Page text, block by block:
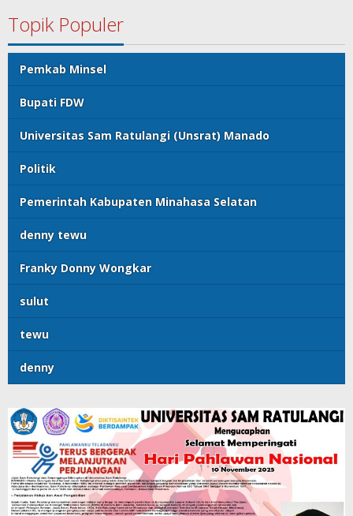
Topik Populer
Pemkab Minsel
Bupati FDW
Universitas Sam Ratulangi (Unsrat) Manado
Politik
Pemerintah Kabupaten Minahasa Selatan
denny tewu
Franky Donny Wongkar
sulut
tewu
denny